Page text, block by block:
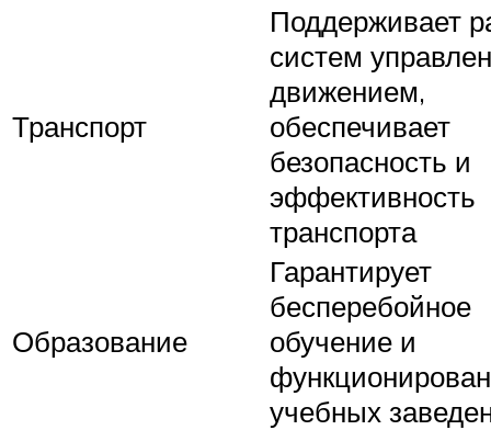
Транспорт
Поддерживает
систем
движением,
обеспечивает
безопасность и
эффективность
транспорта
Образование
Гарантирует
бесперебойное
обучение и
учебных